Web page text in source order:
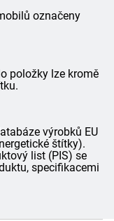
označeny
položky lze kromě
výrobků EU
štítky).
list (PIS) se
specifikacemi